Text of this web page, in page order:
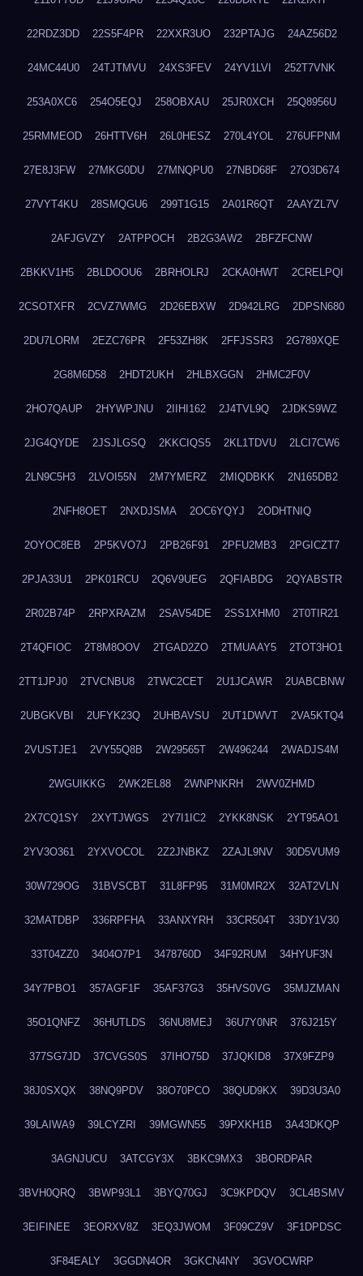
22RDZ3DD 22S5F4PR 22XXR3UO 232PTAJG 24AZ56D2
24MC44U0 24TJTMVU 24XS3FEV 24YV1LVI 252T7VNK
253A0XC6 254O5EQJ 258OBXAU 25JR0XCH 25Q8956U
25RMMEOD 26HTTV6H 26L0HESZ 270L4YOL 276UFPNM
27E8J3FW 27MKG0DU 27MNQPU0 27NBD68F 27O3D674
27VYT4KU 28SMQGU6 299T1G15 2A01R6QT 2AAYZL7V
2AFJGVZY 2ATPPOCH 2B2G3AW2 2BFZFCNW
2BKKV1H5 2BLDOOU6 2BRHOLRJ 2CKA0HWT 2CRELPQI
2CSOTXFR 2CVZ7WMG 2D26EBXW 2D942LRG 2DPSN680
2DU7LORM 2EZC76PR 2F53ZH8K 2FFJSSR3 2G789XQE
2G8M6D58 2HDT2UKH 2HLBXGGN 2HMC2F0V
2HO7QAUP 2HYWPJNU 2IIHI162 2J4TVL9Q 2JDKS9WZ
2JG4QYDE 2JSJLGSQ 2KKCIQS5 2KL1TDVU 2LCI7CW6
2LN9C5H3 2LVOI55N 2M7YMERZ 2MIQDBKK 2N165DB2
2NFH8OET 2NXDJSMA 2OC6YQYJ 2ODHTNIQ
2OYOC8EB 2P5KVO7J 2PB26F91 2PFU2MB3 2PGICZT7
2PJA33U1 2PK01RCU 2Q6V9UEG 2QFIABDG 2QYABSTR
2R02B74P 2RPXRAZM 2SAV54DE 2SS1XHM0 2T0TIR21
2T4QFIOC 2T8M8OOV 2TGAD2ZO 2TMUAAY5 2TOT3HO1
2TT1JPJ0 2TVCNBU8 2TWC2CET 2U1JCAWR 2UABCBNW
2UBGKVBI 2UFYK23Q 2UHBAVSU 2UT1DWVT 2VA5KTQ4
2VUSTJE1 2VY55Q8B 2W29565T 2W496244 2WADJS4M
2WGUIKKG 2WK2EL88 2WNPNKRH 2WV0ZHMD
2X7CQ1SY 2XYTJWGS 2Y7I1IC2 2YKK8NSK 2YT95AO1
2YV3O361 2YXVOCOL 2Z2JNBKZ 2ZAJL9NV 30D5VUM9
30W729OG 31BVSCBT 31L8FP95 31M0MR2X 32AT2VLN
32MATDBP 336RPFHA 33ANXYRH 33CR504T 33DY1V30
33T04ZZ0 3404O7P1 3478760D 34F92RUM 34HYUF3N
34Y7PBO1 357AGF1F 35AF37G3 35HVS0VG 35MJZMAN
35O1QNFZ 36HUTLDS 36NU8MEJ 36U7Y0NR 376J215Y
377SG7JD 37CVGS0S 37IHO75D 37JQKID8 37X9FZP9
38J0SXQX 38NQ9PDV 38O70PCO 38QUD9KX 39D3U3A0
39LAIWA9 39LCYZRI 39MGWN55 39PXKH1B 3A43DKQP
3AGNJUCU 3ATCGY3X 3BKC9MX3 3BORDPAR
3BVH0QRQ 3BWP93L1 3BYQ70GJ 3C9KPDQV 3CL4BSMV
3EIFINEE 3EORXV8Z 3EQ3JWOM 3F09CZ9V 3F1DPDSC
3F84EALY 3GGDN4OR 3GKCN4NY 3GVOCWRP